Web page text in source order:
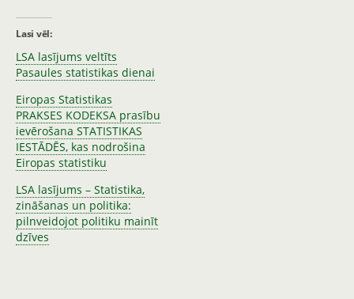
Lasi vēl:
LSA lasījums veltīts
Pasaules statistikas dienai
Eiropas Statistikas
PRAKSES KODEKSA prasību
ievērošana STATISTIKAS
IESTĀDĒS, kas nodrošina
Eiropas statistiku
LSA lasījums – Statistika,
zināšanas un politika:
pilnveidojot politiku mainīt
dzīves